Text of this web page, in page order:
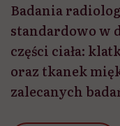
Badania
standardowo w
części ciała:
oraz tkanek
zalecanych